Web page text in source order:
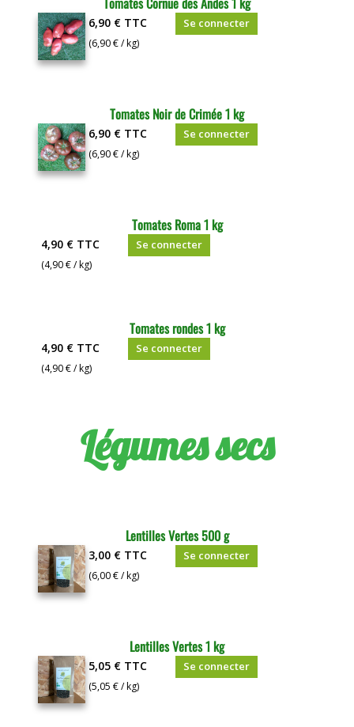
6,90 € TTC
(6,90 € / kg)
Se connecter
Tomates Noir de Crimée 1 kg
6,90 € TTC
(6,90 € / kg)
Se connecter
Tomates Roma 1 kg
4,90 € TTC
(4,90 € / kg)
Se connecter
Tomates rondes 1 kg
4,90 € TTC
(4,90 € / kg)
Se connecter
Légumes secs
Lentilles Vertes 500 g
3,00 € TTC
(6,00 € / kg)
Se connecter
Lentilles Vertes 1 kg
5,05 € TTC
(5,05 € / kg)
Se connecter